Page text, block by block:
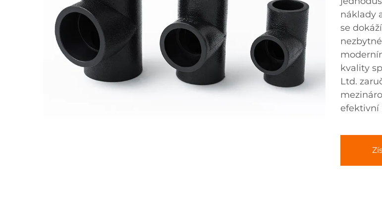
náklady
se
kvality
Ltd.
efektivní